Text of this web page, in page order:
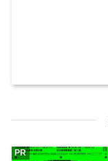
PR